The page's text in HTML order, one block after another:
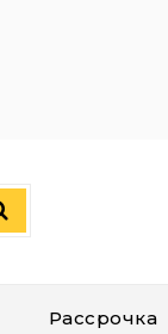
Рассрочка